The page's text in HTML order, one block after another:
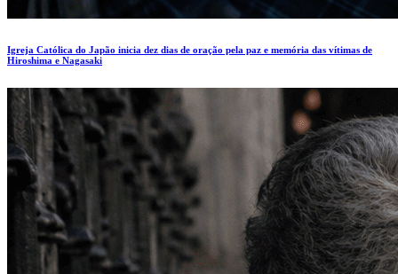
Igreja Católica do Japão inicia dez dias de oração pela paz e memória das vítimas de
Hiroshima e Nagasaki